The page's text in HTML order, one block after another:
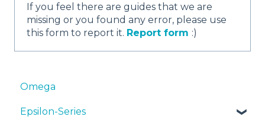
If you feel there are guides that we are
missing or you found any error, please use
this form to report it. Report form :)
Omega
Epsilon-Series